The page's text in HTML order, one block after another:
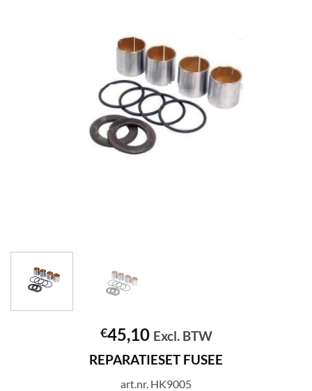
€45,10 Excl. BTW
REPARATIESET FUSEE
art.nr. HK9005